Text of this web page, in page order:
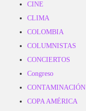
CINE
CLIMA
COLOMBIA
COLUMNISTAS
CONCIERTOS
Congreso
CONTAMINACIÓN
COPA AMÉRICA